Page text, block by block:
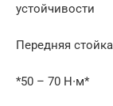
устойчивости
Передняя
*50 – 70 Н∙м*